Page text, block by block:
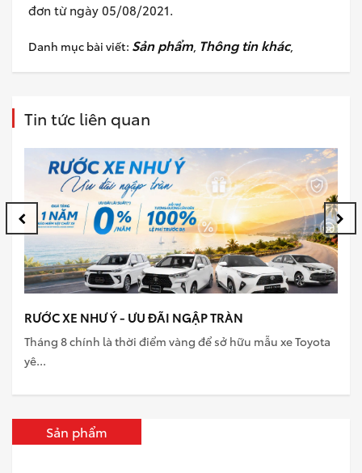
đơn từ ngày 05/08/2021.
Danh mục bài viết: Sản phẩm, Thông tin khác,
Tin tức liên quan
RƯỚC XE NHƯ Ý - ƯU ĐÃI NGẬP TRÀN
Tháng 8 chính là thời điểm vàng để sở hữu mẫu xe Toyota
yê...
Sản phẩm